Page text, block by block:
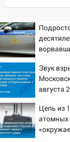
09:41
Бога в
09:35
В
будут
млн рублей
08:22
07:20
Жара
знойный и
Звук
августа
откуда
хлопок
Цепь из
атомных